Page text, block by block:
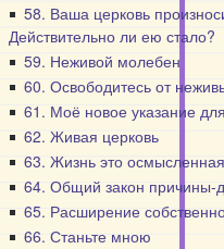
58. Ваша церковь
Действительно ли ею стало?
59. Неживой молебен
60. Освободитесь от
61. Моё новое указание
62. Живая церковь
63. Жизнь это
64. Общий закон причины-
65. Расширение
66. Станьте мною